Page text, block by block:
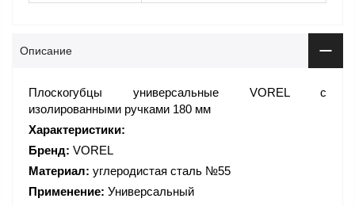
Описание
Плоскогубцы универсальные VOREL с
изолированными ручками 180 мм
Характеристики:
Бренд: VOREL
Материал: углеродистая сталь №55
Применение: Универсальный